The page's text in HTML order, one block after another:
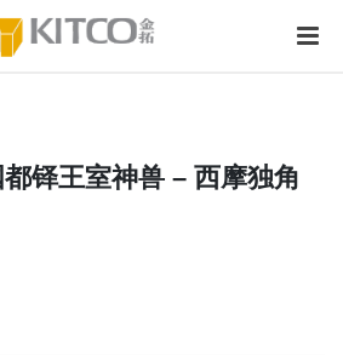
铎王室神兽 – 西摩独角